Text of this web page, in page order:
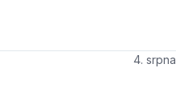
4. srpna